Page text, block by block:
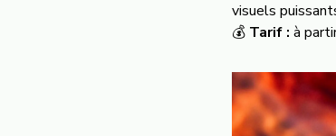
visuels
💰 Tarif : à